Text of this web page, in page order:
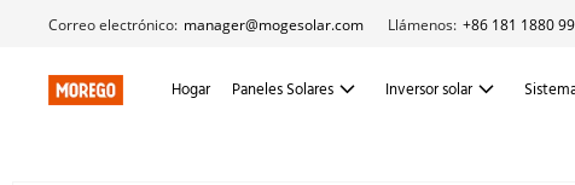
Correo electrónico: manager@mogesolar.com Llámenos: +86 181 1880
Hogar Paneles Solares Inversor solar